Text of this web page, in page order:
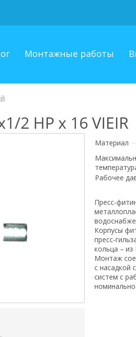
Монтажные работы
2 НР х 16 VIEIR
Материал
Рабочее
Пресс-
Корпусы
пресс-
кольца –
Монтаж
с насадкой
систем с